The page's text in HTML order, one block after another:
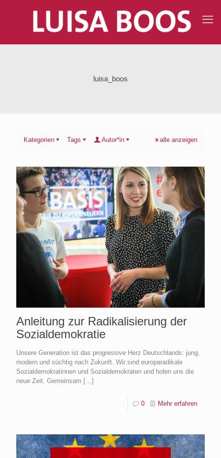
luisa_boos
Kategorien Tags Autor*in alle anzeigen
Anleitung zur Radikalisierung der
Sozialdemokratie
Unsere Generation ist das progressive Herz Deutschlands: jung,
modern und süchtig nach Zukunft. Wir sind europaradikale
Sozialdemokratinnen und Sozialdemokraten und holen uns die
neue Zeit. Gemeinsam […]
0 Mehr erfahren